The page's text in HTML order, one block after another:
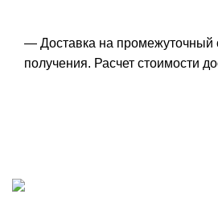
— Доставка на промежуточный
получения. Расчет стоимости